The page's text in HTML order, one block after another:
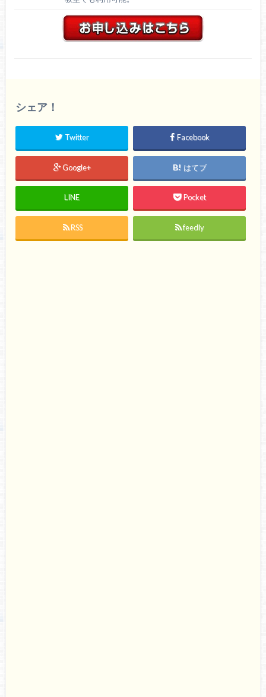
シェア！
Twitter Facebook
Google+ はてブ
LINE Pocket
RSS feedly